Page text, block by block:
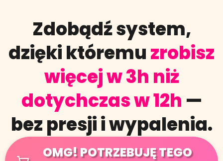
Zdobądź system,
dzięki któremuzrobisz
więcej w 3h niż
dotychczas w 12h —
bez presji i wypalenia.
OMG! POTRZEBUJĘ TEGO